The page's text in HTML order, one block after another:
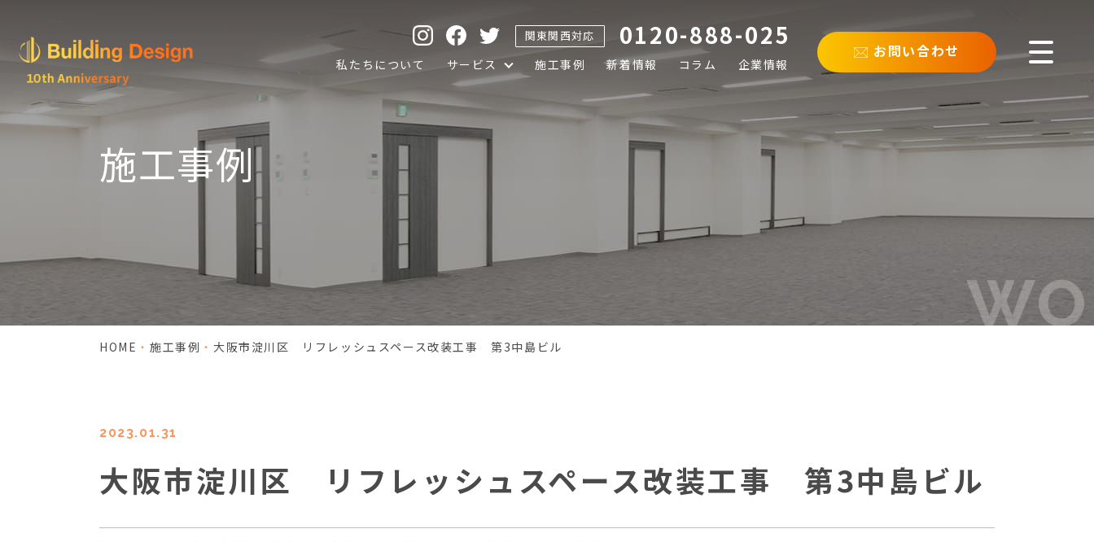
関東関西対応 0120-888-025
私たちについて サービス 施工事例 新着情報 コラム 企業情報
お問い合わせ
施工事例
HOME 施工事例 大阪市淀川区 リフレッシュスペース改装工事 第3中島ビル
2023.01.31
大阪市淀川区 リフレッシュスペース改装工事 第3中島ビル